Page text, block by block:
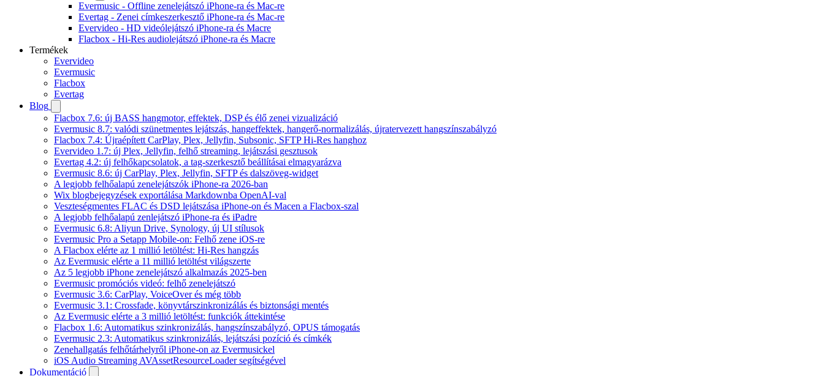
Evermusic - Offline zenelejátszó iPhone-ra és Mac-re
Evertag - Zenei címkeszerkesztő iPhone-ra és Mac-re
Evervideo - HD videólejátszó iPhone-ra és Macre
Flacbox - Hi-Res audiolejátszó iPhone-ra és Macre
Termékek
Evervideo
Evermusic
Flacbox
Evertag
Blog
Flacbox 7.6: új BASS hangmotor, effektek, DSP és élő zenei vizualizáció
Evermusic 8.7: valódi szünetmentes lejátszás, hangeffektek, hangerő-normalizálás, újratervezett hangszínszabályzó
Flacbox 7.4: Újraépített CarPlay, Plex, Jellyfin, Subsonic, SFTP Hi-Res hanghoz
Evervideo 1.7: új Plex, Jellyfin, felhő streaming, lejátszási gesztusok
Evertag 4.2: új felhőkapcsolatok, a tag-szerkesztő beállításai elmagyarázva
Evermusic 8.6: új CarPlay, Plex, Jellyfin, SFTP és dalszöveg-widget
A legjobb felhőalapú zenelejátszók iPhone-ra 2026-ban
Wix blogbejegyzések exportálása Markdownba OpenAI-val
Veszteségmentes FLAC és DSD lejátszása iPhone-on és Macen a Flacbox-szal
A legjobb felhőalapú zenlejátszó iPhone-ra és iPadre
Evermusic 6.8: Aliyun Drive, Synology, új UI stílusok
Evermusic Pro a Setapp Mobile-on: Felhő zene iOS-re
A Flacbox elérte az 1 millió letöltést: Hi-Res hangzás
Az Evermusic elérte a 11 millió letöltést világszerte
Az 5 legjobb iPhone zenelejátszó alkalmazás 2025-ben
Evermusic promóciós videó: felhő zenelejátszó
Evermusic 3.6: CarPlay, VoiceOver és még több
Evermusic 3.1: Crossfade, könyvtárszinkronizálás és biztonsági mentés
Az Evermusic elérte a 3 millió letöltést: funkciók áttekintése
Flacbox 1.6: Automatikus szinkronizálás, hangszínszabályzó, OPUS támogatás
Evermusic 2.3: Automatikus szinkronizálás, lejátszási pozíció és címkék
Zenehallgatás felhőtárhelyről iPhone-on az Evermusickel
iOS Audio Streaming AVAssetResourceLoader segítségével
Dokumentáció